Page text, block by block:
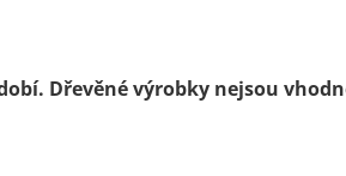
Dřevěné výrobky nejsou